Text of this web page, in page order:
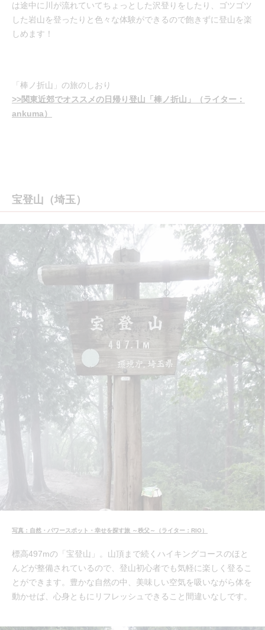
は途中に川が流れていてちょっとした沢登りをしたり、ゴツゴツ
した岩山を登ったりと色々な体験ができるので飽きずに登山を楽
しめます！
「棒ノ折山」の旅のしおり
>>関東近郊でオススメの日帰り登山「棒ノ折山」（ライター：
ankuma）
宝登山（埼玉）
写真：自然・パワースポット・幸せを探す旅 ～秩父～（ライター：RIO）
標高497mの「宝登山」。山頂まで続くハイキングコースのほと
んどが整備されているので、登山初心者でも気軽に楽しく登るこ
とができます。豊かな自然の中、美味しい空気を吸いながら体を
動かせば、心身ともにリフレッシュできること間違いなしです。